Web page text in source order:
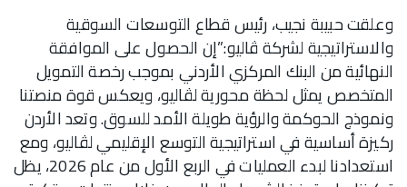
وعلقت حبيبة نجيب، رئيس قطاع التوسعات السوقية
والاستراتيجية لشركة ڤاليو:”إن الحصول على الموافقة
النهائية من البنك المركزي الأردني بموجب رخصة التمويل
المتخصص يمثل لحظة محورية لڤاليو، ويعكس قوة منصتنا
ونموذج الحوكمة والرؤية طويلة الأمد للسوق. وتعد الأردن
ركيزة أساسية في استراتيجية التوسع الإقليمي لڤاليو، ومع
استعدادنا لبدء العمليات في الربع الأول من عام 2026، يظل